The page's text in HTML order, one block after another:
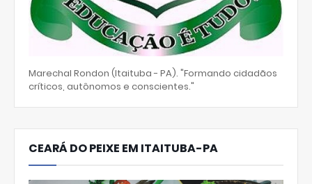
Marechal Rondon (Itaituba - PA). "Formando cidadãos
críticos, autônomos e conscientes."
CEARÁ DO PEIXE EM ITAITUBA-PA